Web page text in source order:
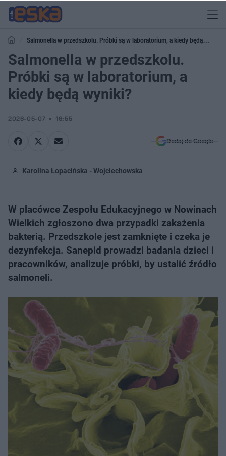
Salmonella w przedszkolu. Próbki są w laboratorium, a kiedy będą
wyniki?
Salmonella w przedszkolu.
Próbki są w laboratorium, a
kiedy będą wyniki?
2026-05-07 16:55
Dodaj do Google
Karolina Łopacińska - Wojciechowska
W placówce Zespołu Edukacyjnego w Nowinach
Wielkich zgłoszono dwa przypadki zakażenia
bakterią. Przedszkole jest zamknięte i czeka je
dezynfekcja. Sanepid prowadzi badania dzieci i
pracowników, analizuje próbki, by ustalić źródło
salmoneli.